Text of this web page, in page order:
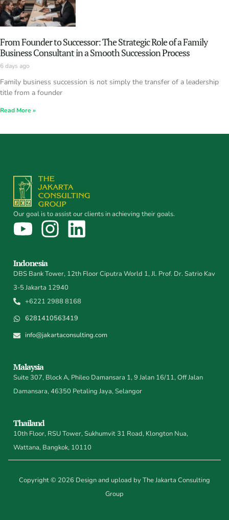
From Founder to Successor: The Strategic Role of a Family
Business Consultant in a Smooth Succession Process
6 days ago
Family business succession is not simply the transfer of a leadership
title from a founder
Read More »
Our goal is to assist our clients in achieving their goals.
Indonesia
DBS Bank Tower, 12th Floor Ciputra World 1, Jl. Prof. Dr. Satrio Kav
3-5 Jakarta 12940
+6221 2988 8168
6281410563419
info@jakartaconsulting.com
Malaysia
Suite 307, Block A, Phileo Damansara 1, 9 Jalan 16/11, Off Jalan
Damansara, 46350 Petaling Jaya, Selangor
Thailand
10th Floor, RSU Tower, Sukhumvit 31 Road, Klongton Nua,
Wattana, Bangkok, 10110
Copyright © 2026 Design and upload by The Jakarta Consulting
Group